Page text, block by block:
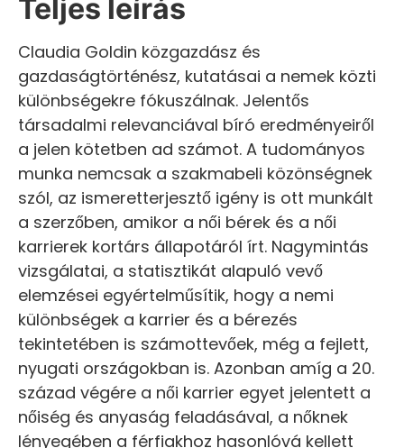
Teljes leírás
Claudia Goldin közgazdász és
gazdaságtörténész, kutatásai a nemek közti
különbségekre fókuszálnak. Jelentős
társadalmi relevanciával bíró eredményeiről
a jelen kötetben ad számot. A tudományos
munka nemcsak a szakmabeli közönségnek
szól, az ismeretterjesztő igény is ott munkált
a szerzőben, amikor a női bérek és a női
karrierek kortárs állapotáról írt. Nagymintás
vizsgálatai, a statisztikát alapuló vevő
elemzései egyértelműsítik, hogy a nemi
különbségek a karrier és a bérezés
tekintetében is számottevőek, még a fejlett,
nyugati országokban is. Azonban amíg a 20.
század végére a női karrier egyet jelentett a
nőiség és anyaság feladásával, a nőknek
lényegében a férfiakhoz hasonlóvá kellett